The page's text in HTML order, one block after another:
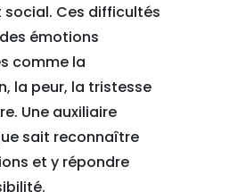
social. Ces difficultés
émotions
comme la
la peur, la tristesse
Une auxiliaire
sait reconnaître
et y répondre